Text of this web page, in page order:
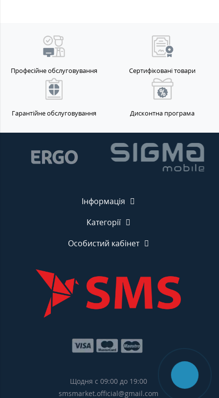
Професійне обслуговування Сертифіковані товари
Гарантійне обслуговування Дисконтна програма
Інформація
Категорії
Особистий кабінет
Щодня с 09:00 до 19:00
smsmarket.official@gmail.com